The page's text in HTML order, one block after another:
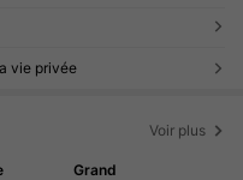
vie privée
Voir plus
Grand